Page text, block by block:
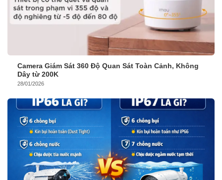
Camera Giám Sát 360 Độ Quan Sát Toàn Cảnh, Không
Dây từ 200K
28/01/2026